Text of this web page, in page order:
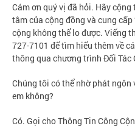
Cám ơn quý vị đã hỏi. Hãy
tâm của cộng đồng và cung
cộng không thể lo được. Viếng
727-7101 để tìm hiểu thêm về
thông qua chương trình Đối Tác
Chúng tôi có thể nhờ phát ngôn
em không?
Có. Gọi cho Thông Tin Công